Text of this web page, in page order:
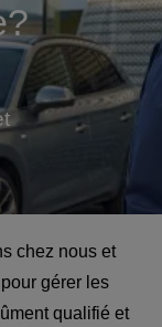
chez nous et
gérer les
qualifié et